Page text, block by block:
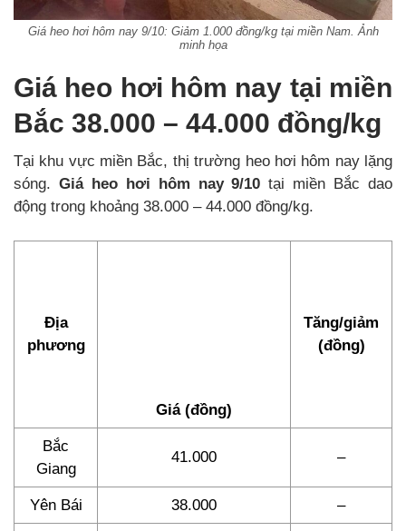
Giá heo hơi hôm nay 9/10: Giảm 1.000 đồng/kg tại miền Nam. Ảnh
minh họa
Giá heo hơi hôm nay tại miền
Bắc 38.000 – 44.000 đồng/kg
Tại khu vực miền Bắc, thị trường heo hơi hôm nay lặng
sóng. Giá heo hơi hôm nay 9/10 tại miền Bắc dao
động trong khoảng 38.000 – 44.000 đồng/kg.
Địa
phương
Giá (đồng)
Tăng/giảm
(đồng)
Bắc
Giang
41.000 –
Yên Bái 38.000 –